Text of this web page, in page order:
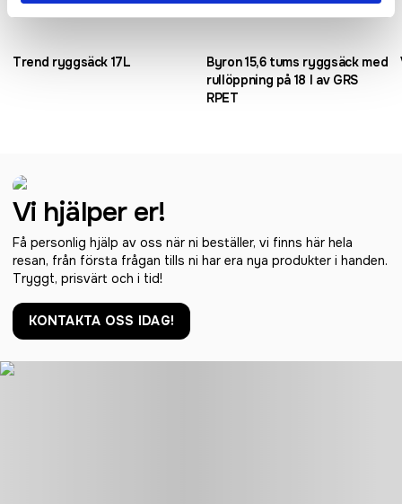
Trend ryggsäck 17L
Byron 15,6 tums ryggsäck med
rullöppning på 18 l av GRS
RPET
Vi hjälper er!
Få personlig hjälp av oss när ni beställer, vi finns här hela
resan, från första frågan tills ni har era nya produkter i handen.
Tryggt, prisvärt och i tid!
KONTAKTA OSS IDAG!